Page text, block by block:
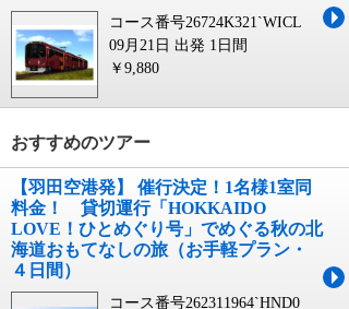
コース番号26724K321`WICL
09月21日 出発 1日間
￥9,880
おすすめのツアー
【羽田空港発】 催行決定！1名様1室同
料金！ 貸切運行「HOKKAIDO
LOVE！ひとめぐり号」でめぐる秋の北
海道おもてなしの旅（お手軽プラン・
４日間）
コース番号262311964`HND0